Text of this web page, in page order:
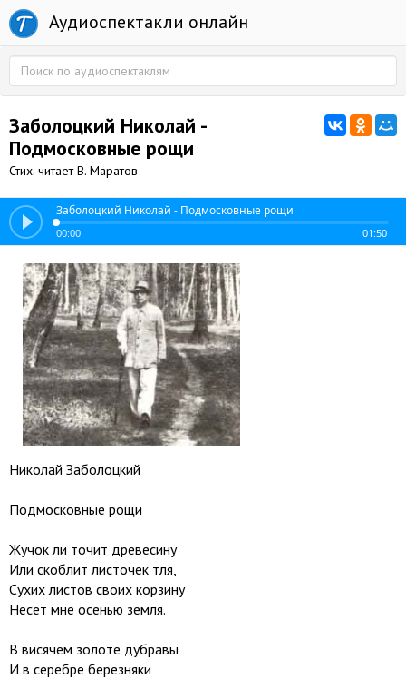
Аудиоспектакли онлайн
Заболоцкий Николай -
Подмосковные рощи
Стих. читает В. Маратов
Заболоцкий Николай - Подмосковные рощи
00:00 01:50
Николай Заболоцкий
Подмосковные рощи
Жучок ли точит древесину
Или скоблит листочек тля,
Сухих листов своих корзину
Несет мне осенью земля.
В висячем золоте дубравы
И в серебре березняки